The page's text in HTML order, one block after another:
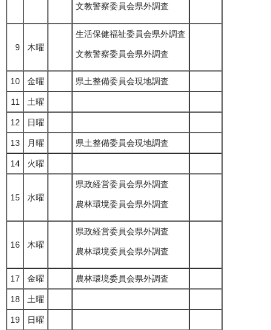
文教警察委員会県外調査
9 木曜
生活保健福祉委員会県外調査
文教警察委員会県外調査
10 金曜 県土整備委員会現地調査
11 土曜
12 日曜
13 月曜 県土整備委員会現地調査
14 火曜
15 水曜
県政経営委員会県外調査
農林環境委員会県外調査
16 木曜
県政経営委員会県外調査
農林環境委員会県外調査
17 金曜 農林環境委員会県外調査
18 土曜
19 日曜